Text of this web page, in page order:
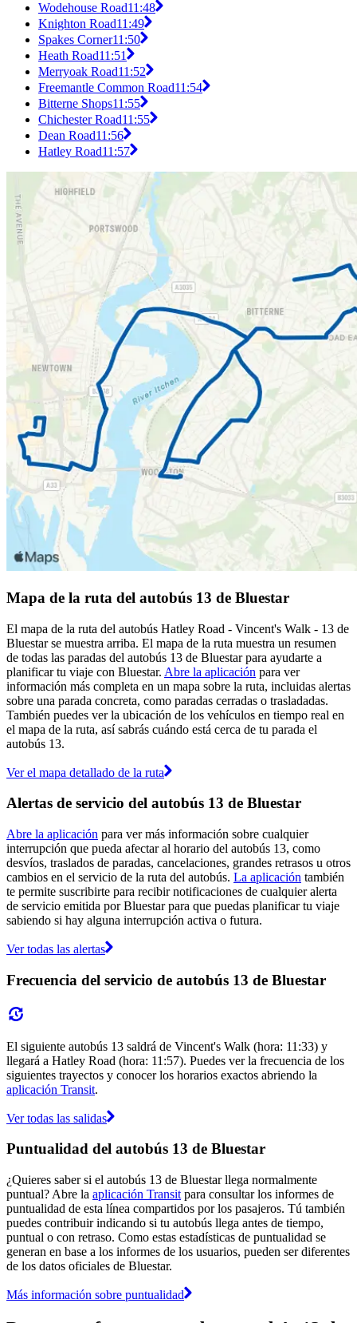
Wodehouse Road11:48
Knighton Road11:49
Spakes Corner11:50
Heath Road11:51
Merryoak Road11:52
Freemantle Common Road11:54
Bitterne Shops11:55
Chichester Road11:55
Dean Road11:56
Hatley Road11:57
Mapa de la ruta del autobús 13 de Bluestar
El mapa de la ruta del autobús Hatley Road - Vincent's Walk - 13 de
Bluestar se muestra arriba. El mapa de la ruta muestra un resumen
de todas las paradas del autobús 13 de Bluestar para ayudarte a
planificar tu viaje con Bluestar. Abre la aplicación para ver
información más completa en un mapa sobre la ruta, incluidas alertas
sobre una parada concreta, como paradas cerradas o trasladadas.
También puedes ver la ubicación de los vehículos en tiempo real en
el mapa de la ruta, así sabrás cuándo está cerca de tu parada el
autobús 13.
Ver el mapa detallado de la ruta
Alertas de servicio del autobús 13 de Bluestar
Abre la aplicación para ver más información sobre cualquier
interrupción que pueda afectar al horario del autobús 13, como
desvíos, traslados de paradas, cancelaciones, grandes retrasos u otros
cambios en el servicio de la ruta del autobús. La aplicación también
te permite suscribirte para recibir notificaciones de cualquier alerta
de servicio emitida por Bluestar para que puedas planificar tu viaje
sabiendo si hay alguna interrupción activa o futura.
Ver todas las alertas
Frecuencia del servicio de autobús 13 de Bluestar
El siguiente autobús 13 saldrá de Vincent's Walk (hora: 11:33) y
llegará a Hatley Road (hora: 11:57). Puedes ver la frecuencia de los
siguientes trayectos y conocer los horarios exactos abriendo la
aplicación Transit.
Ver todas las salidas
Puntualidad del autobús 13 de Bluestar
¿Quieres saber si el autobús 13 de Bluestar llega normalmente
puntual? Abre la aplicación Transit para consultar los informes de
puntualidad de esta línea compartidos por los pasajeros. Tú también
puedes contribuir indicando si tu autobús llega antes de tiempo,
puntual o con retraso. Como estas estadísticas de puntualidad se
generan en base a los informes de los usuarios, pueden ser diferentes
de los datos oficiales de Bluestar.
Más información sobre puntualidad